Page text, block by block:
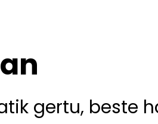
gertu, beste